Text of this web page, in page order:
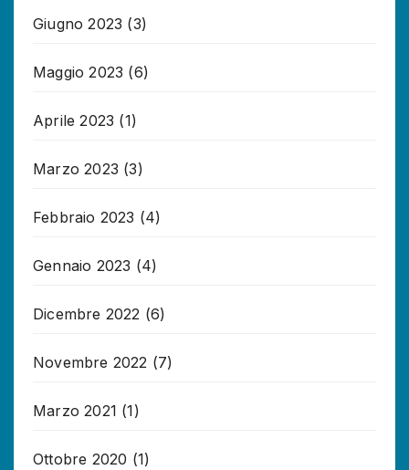
Giugno 2023 (3)
Maggio 2023 (6)
Aprile 2023 (1)
Marzo 2023 (3)
Febbraio 2023 (4)
Gennaio 2023 (4)
Dicembre 2022 (6)
Novembre 2022 (7)
Marzo 2021 (1)
Ottobre 2020 (1)